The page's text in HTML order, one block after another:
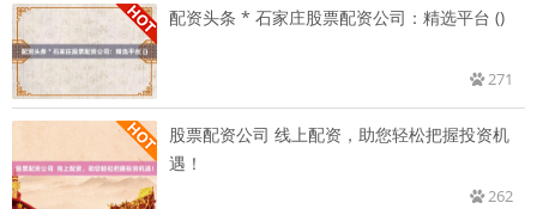
配资头条 * 石家庄股票配资公司：精选平台 ()
271
股票配资公司 线上配资，助您轻松把握投资机
遇！
262